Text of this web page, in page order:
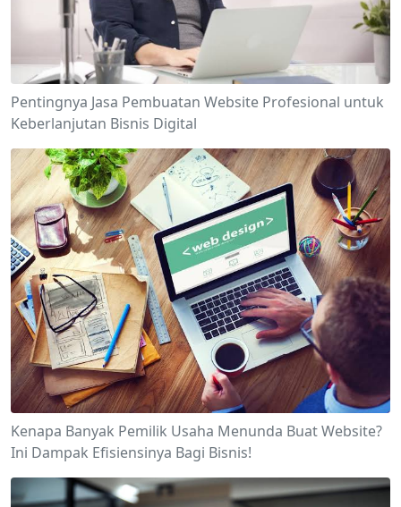
Pentingnya Jasa Pembuatan Website Profesional untuk
Keberlanjutan Bisnis Digital
Kenapa Banyak Pemilik Usaha Menunda Buat Website?
Ini Dampak Efisiensinya Bagi Bisnis!